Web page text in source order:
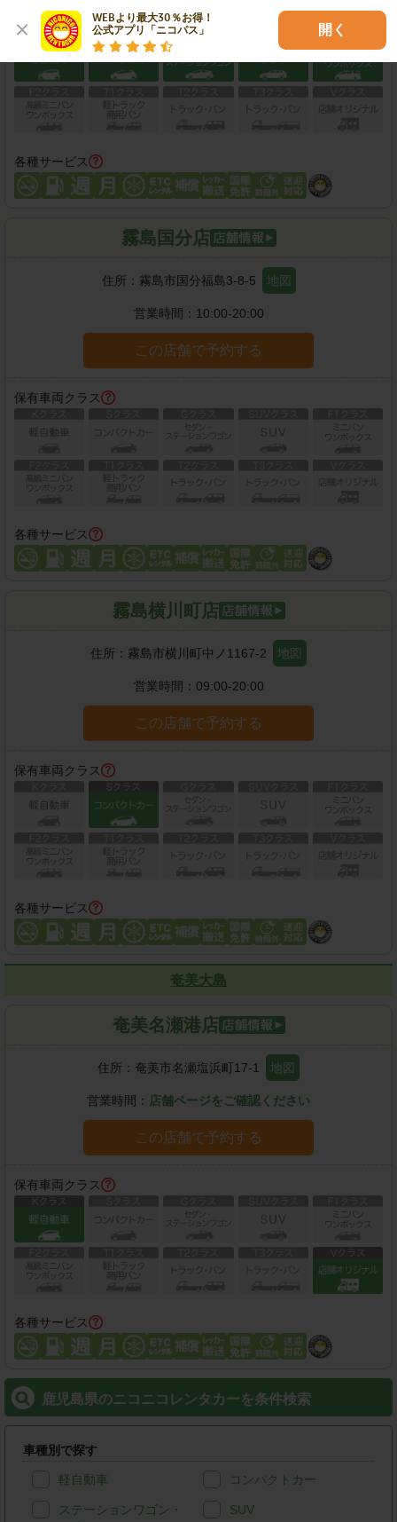
WEBより最大30％お得！
公式アプリ「ニコパス」
開く
保有車両クラス
各種サービス
霧島国分店
住所： 霧島市国分福島3-8-5 地図
営業時間： 10:00-20:00
この店舗で予約する
保有車両クラス
各種サービス
霧島横川町店
住所： 霧島市横川町中ノ1167-2 地図
営業時間： 09:00-20:00
この店舗で予約する
保有車両クラス
各種サービス
奄美大島
奄美名瀬港店
住所： 奄美市名瀬塩浜町17-1 地図
営業時間： 店舗ページをご確認ください
この店舗で予約する
保有車両クラス
各種サービス
鹿児島県のニコニコレンタカーを条件検索
車種別で探す
軽自動車 コンパクトカー
ステーションワゴン・
SUV